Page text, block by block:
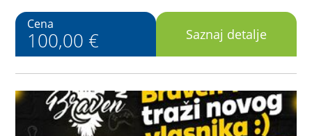
Cena
100,00 € Saznaj detalje